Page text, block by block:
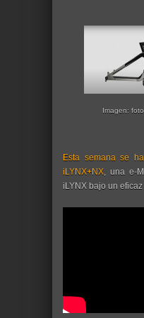
Imagen:
Esta semana se
iLYNX+NX, una e-
iLYNX bajo un